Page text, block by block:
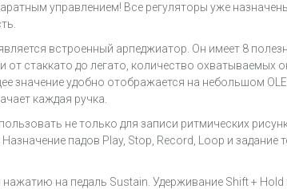
управлением! Все регуляторы уже
встроенный арпеджиатор. Он имеет 8
от стаккато до легато, количество
значение удобно отображается на небольшом
каждая ручка.
не только для записи ритмических
падов Play, Stop, Record, Loop и
на педаль Sustain. Удерживание Shift +